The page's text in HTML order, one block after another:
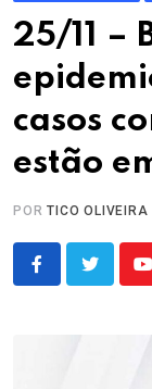
25/11 –
casos
estão
PORTICO OLIVEIRA